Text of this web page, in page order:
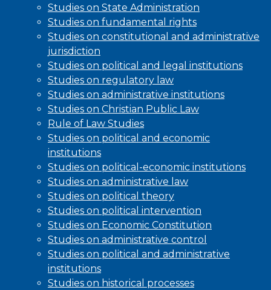
Studies on State Administration
Studies on fundamental rights
Studies on constitutional and administrative
jurisdiction
Studies on political and legal institutions
Studies on regulatory law
Studies on administrative institutions
Studies on Christian Public Law
Rule of Law Studies
Studies on political and economic
institutions
Studies on political-economic institutions
Studies on administrative law
Studies on political theory
Studies on political intervention
Studies on Economic Constitution
Studies on administrative control
Studies on political and administrative
institutions
Studies on historical processes